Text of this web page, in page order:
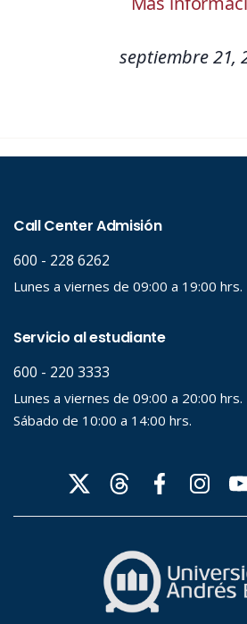
septiembre 21,